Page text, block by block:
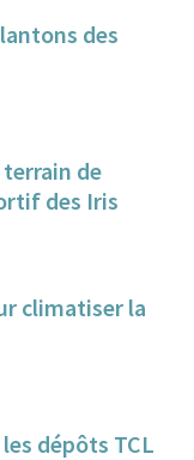
des
terrain de
des Iris
climatiser la
dépôts TCL